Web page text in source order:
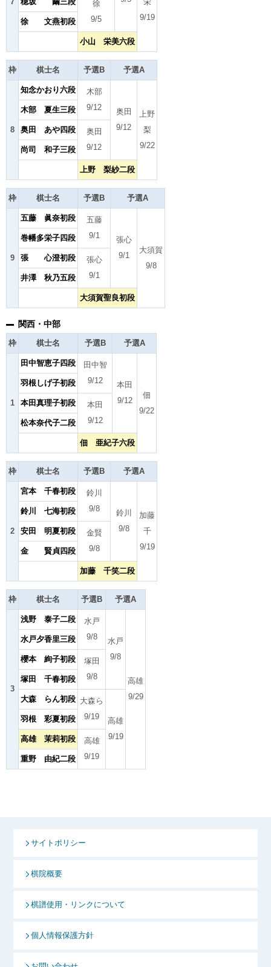
9/19
徐
9/5
徐 文燕初段
小山 栄美六段
枠 棋士名 予選B 予選A
8
知念かおり六段
木部
9/12
奥田
9/12
上野
梨
9/22
木部 夏生三段
奥田 あや四段
奥田
9/12
尚司 和子三段
上野 梨紗二段
枠 棋士名 予選B 予選A
9
五藤 眞奈初段
五藤
9/1
張心
9/1
大須賀
9/8
巻幡多栄子四段
張 心澄初段
張心
9/1
井澤 秋乃五段
大須賀聖良初段
関西・中部
枠 棋士名 予選B 予選A
1
田中智恵子四段
田中智
9/12
本田
9/12
佃
9/22
羽根しげ子初段
本田真理子初段
本田
9/12
松本奈代子二段
佃 亜紀子六段
枠 棋士名 予選B 予選A
2
宮本 千春初段
鈴川
9/8
鈴川
9/8
加藤
千
9/19
鈴川 七海初段
安田 明夏初段
金賢
9/8
金 賢貞四段
加藤 千笑二段
枠 棋士名 予選B 予選A
3
浅野 泰子二段
水戸
9/8
水戸
9/8
高雄
9/29
水戸夕香里三段
櫻本 絢子初段
塚田
9/8
塚田 千春初段
大森 らん初段 大森ら
9/19
高雄
9/19
羽根 彩夏初段
高雄 茉莉初段
高雄
9/19
重野 由紀二段
サイトポリシー
棋院概要
棋譜使用・リンクについて
個人情報保護方針